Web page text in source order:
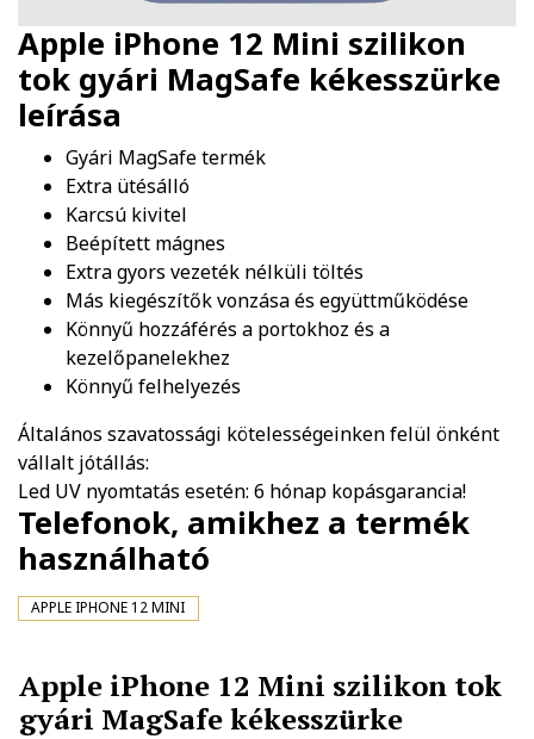
Apple iPhone 12 Mini szilikon
tok gyári MagSafe kékesszürke
leírása
Gyári MagSafe termék
Extra ütésálló
Karcsú kivitel
Beépített mágnes
Extra gyors vezeték nélküli töltés
Más kiegészítők vonzása és együttműködése
Könnyű hozzáférés a portokhoz és a
kezelőpanelekhez
Könnyű felhelyezés
Általános szavatossági kötelességeinken felül önként
vállalt jótállás:
Led UV nyomtatás esetén: 6 hónap kopásgarancia!
Telefonok, amikhez a termék
használható
APPLE IPHONE 12 MINI
Apple iPhone 12 Mini szilikon tok
gyári MagSafe kékesszürke